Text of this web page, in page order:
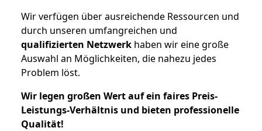
Wir verfügen über ausreichende Ressourcen und
durch unseren umfangreichen und
qualifizierten Netzwerk haben wir eine große
Auswahl an Möglichkeiten, die nahezu jedes
Problem löst.
Wir legen großen Wert auf ein faires Preis-
Leistungs-Verhältnis und bieten professionelle
Qualität!